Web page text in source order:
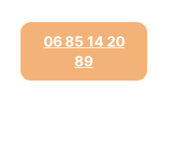
06 85 14 20
89